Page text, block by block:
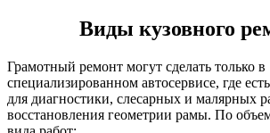
Виды кузовного
Грамотный ремонт могут сделать только в
специализированном автосервисе, где
для диагностики, слесарных и малярных
восстановления геометрии рамы. По